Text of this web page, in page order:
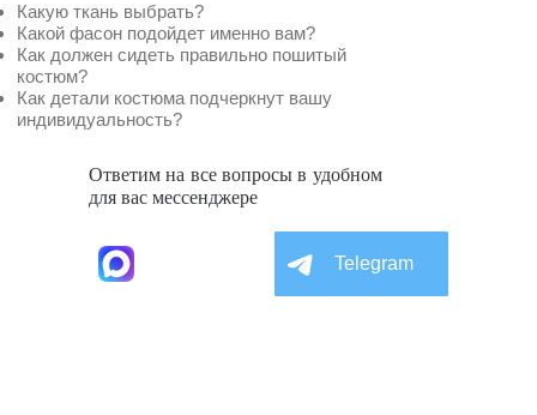
Какую ткань выбрать?
Какой фасон подойдет именно вам?
Как должен сидеть правильно пошитый
костюм?
Как детали костюма подчеркнут вашу
индивидуальность?
Ответим на все вопросы в удобном
для вас мессенджере
Telegram